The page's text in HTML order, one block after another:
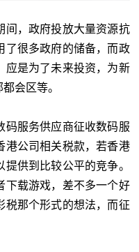
间，政府投放大量资源抗
了很多政府的储备，而政
应是为了未来投资，为新
会区等。
码服务供应商征收数码服
港公司相关税款，若香港
供到比较公平的竞争。
下载游戏，差不多一个好
税那个形式的想法，而征